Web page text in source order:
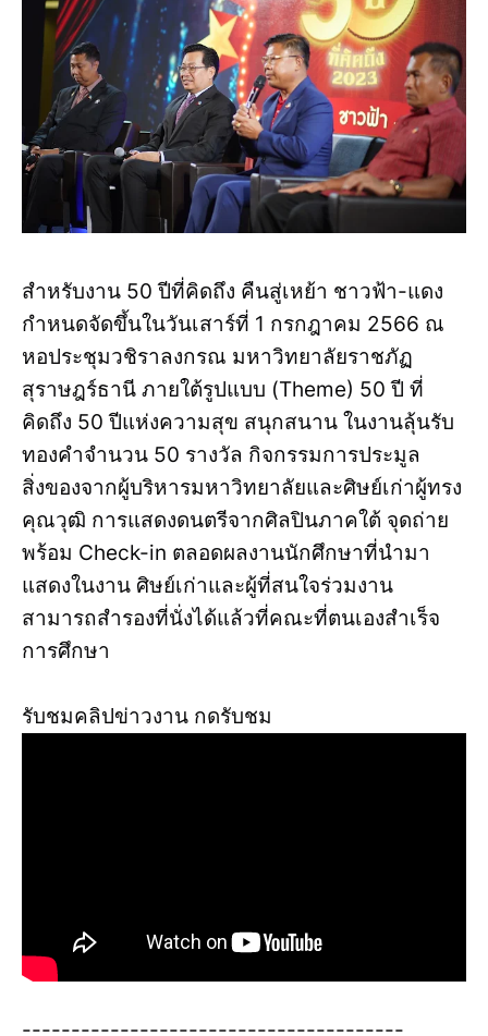
สำหรับงาน 50 ปีที่คิดถึง คืนสู่เหย้า ชาวฟ้า-แดง
กำหนดจัดขึ้นในวันเสาร์ที่ 1 กรกฎาคม 2566 ณ
หอประชุมวชิราลงกรณ มหาวิทยาลัยราชภัฏ
สุราษฎร์ธานี ภายใต้รูปแบบ (Theme) 50 ปี ที่
คิดถึง 50 ปีแห่งความสุข สนุกสนาน ในงานลุ้นรับ
ทองคำจำนวน 50 รางวัล กิจกรรมการประมูล
สิ่งของจากผู้บริหารมหาวิทยาลัยและศิษย์เก่าผู้ทรง
คุณวุฒิ การแสดงดนตรีจากศิลปินภาคใต้ จุดถ่าย
พร้อม Check-in ตลอดผลงานนักศึกษาที่นำมา
แสดงในงาน ศิษย์เก่าและผู้ที่สนใจร่วมงาน
สามารถสำรองที่นั่งได้แล้วที่คณะที่ตนเองสำเร็จ
การศึกษา
รับชมคลิปข่าวงาน กดรับชม
---------------------------------------